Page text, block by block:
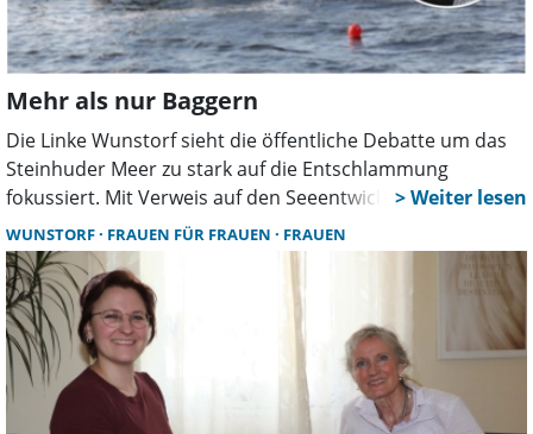
Mehr als nur Baggern
Die Linke Wunstorf sieht die öffentliche Debatte um das
Steinhuder Meer zu stark auf die Entschlammung
fokussiert. Mit Verweis auf den Seeentwicklungsplan
fordert die Partei, die Ursachen der Verschlammung
stärker zu bekämpfen und kommunale
Handlungsmöglichkeiten konsequent zu nutzen.
WUNSTORF FRAUEN FÜR FRAUEN FRAUEN